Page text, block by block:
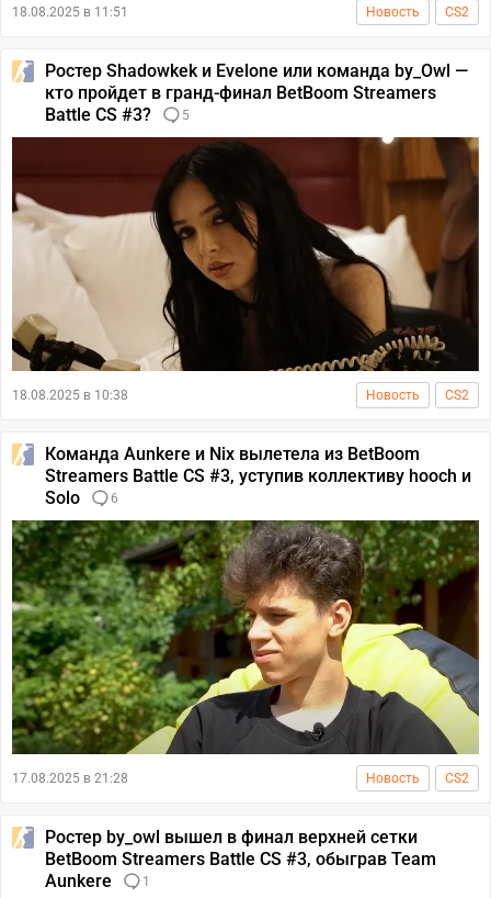
18.08.2025 в 11:51 Новость CS2
Ростер Shadowkek и Evelone или команда by_Owl —
кто пройдет в гранд-финал BetBoom Streamers
Battle CS #3?
5
18.08.2025 в 10:38 Новость CS2
Команда Aunkere и Nix вылетела из BetBoom
Streamers Battle CS #3, уступив коллективу hooch и
Solo
6
17.08.2025 в 21:28 Новость CS2
Ростер by_owl вышел в финал верхней сетки
BetBoom Streamers Battle CS #3, обыграв Team
Aunkere
1